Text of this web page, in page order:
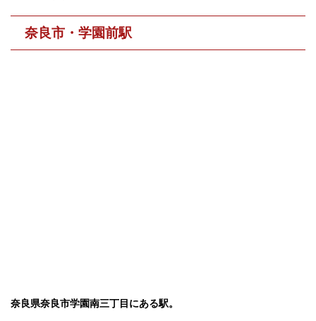
奈良市・学園前駅
奈良県奈良市学園南三丁目にある駅。